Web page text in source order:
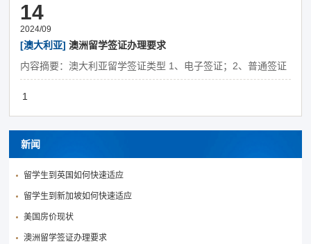
14
2024/09
[澳大利亚] 澳洲留学签证办理要求
内容摘要：澳大利亚留学签证类型 1、电子签证；2、普通签证
1
新闻
留学生到英国如何快速适应
留学生到新加坡如何快速适应
美国房价现状
澳洲留学签证办理要求